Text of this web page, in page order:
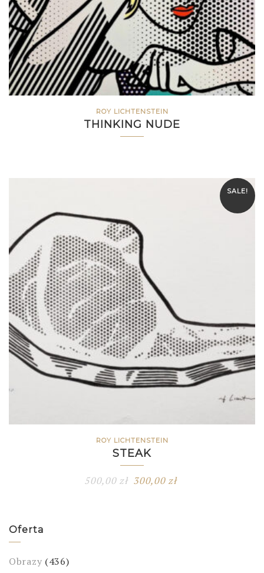
ROY LICHTENSTEIN
THINKING NUDE
SALE!
ROY LICHTENSTEIN
STEAK
500,00 zł 300,00 zł
Oferta
Obrazy (436)